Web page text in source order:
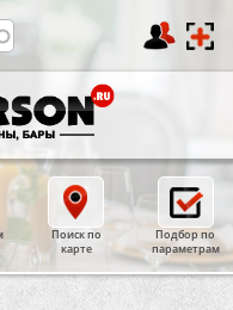
Поиск по
карте
Подбор по
параметрам